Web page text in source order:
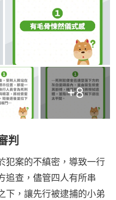
+8
判
犯案的不縝密，導致一行
追查，儘管四人有所串
下，讓先行被逮捕的小弟